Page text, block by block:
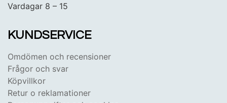
Vardagar 8 – 15
KUNDSERVICE
Omdömen och recensioner
Frågor och svar
Köpvillkor
Retur o reklamationer